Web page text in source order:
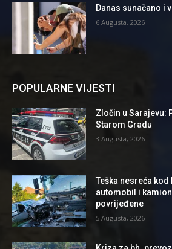
Danas sunačano i
6 Augusta, 2026
POPULARNE VIJESTI
Zločin u Sarajevu:
Starom Gradu
3 Augusta, 2026
Teška nesreća
automobil i
povrijeđene
5 Augusta, 2026